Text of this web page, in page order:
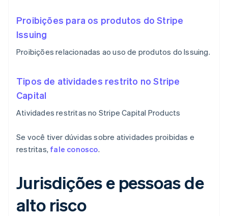
Proibições para os produtos do Stripe
Issuing
Proibições relacionadas ao uso de produtos do Issuing.
Tipos de atividades restrito no Stripe
Capital
Atividades restritas no Stripe Capital Products
Se você tiver dúvidas sobre atividades proibidas e
restritas, fale conosco.
Jurisdições e pessoas de
alto risco